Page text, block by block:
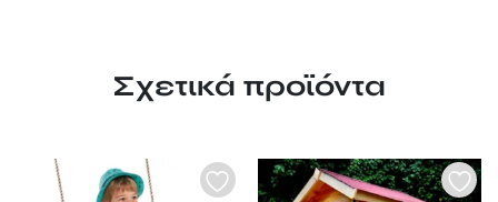
Σχετικά προϊόντα